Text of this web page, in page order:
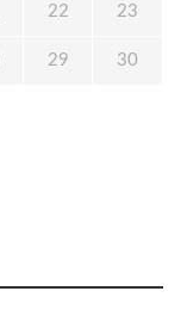
22 23
29 30